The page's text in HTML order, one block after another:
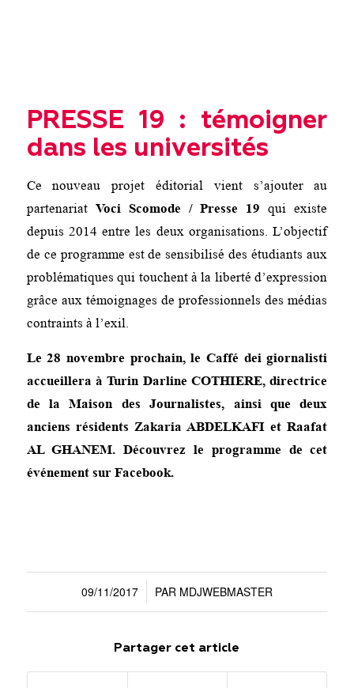
PRESSE 19 : témoigner
dans les universités
Ce nouveau projet éditorial vient s’ajouter au
partenariat Voci Scomode / Presse 19 qui existe
depuis 2014 entre les deux organisations. L’objectif
de ce programme est de sensibilisé des étudiants aux
problématiques qui touchent à la liberté d’expression
grâce aux témoignages de professionnels des médias
contraints à l’exil.
Le 28 novembre prochain, le Caffé dei giornalisti
accueillera à Turin Darline COTHIERE, directrice
de la Maison des Journalistes, ainsi que deux
anciens résidents Zakaria ABDELKAFI et Raafat
AL GHANEM. Découvrez le programme de cet
événement sur Facebook.
09/11/2017
/ PAR MDJWEBMASTER
Partager cet article